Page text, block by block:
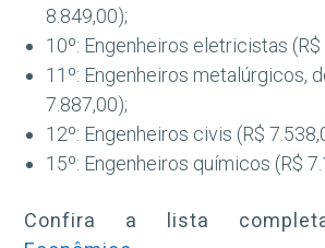
8.849,00);
10º: Engenheiros eletricistas (R$
11º: Engenheiros metalúrgicos,
7.887,00);
12º: Engenheiros civis (R$
15º: Engenheiros químicos (R$
Confira a lista